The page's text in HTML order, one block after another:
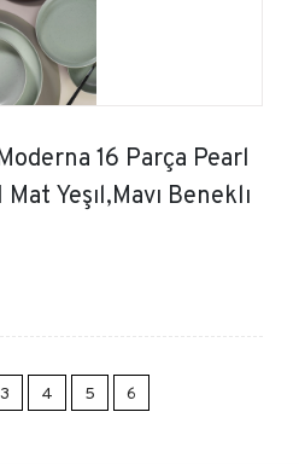
16 Parça Pearl
Yeşıl,Mavı Beneklı
3 4 5 6